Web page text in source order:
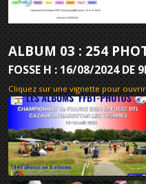
ALBUM 03 : 254
FOSSE H : 16/08/2024 DE
Cliquez sur une vignette pour